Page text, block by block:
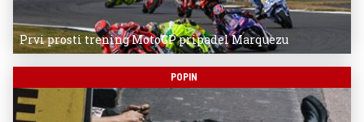
Prvi prosti trening MotoGP pripadel Marquezu
POPIN